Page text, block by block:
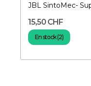
JBL SintoMec-
15,50 CHF
En stock (2)